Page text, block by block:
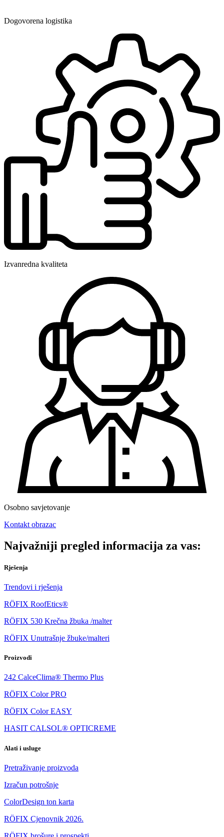
Dogovorena logistika
Izvanredna kvaliteta
Osobno savjetovanje
Kontakt obrazac
Najvažniji pregled informacija za vas:
Rješenja
Trendovi i rješenja
RÖFIX RoofEtics®
RÖFIX 530 Krečna žbuka /malter
RÖFIX Unutrašnje žbuke/malteri
Proizvodi
242 CalceClima® Thermo Plus
RÖFIX Color PRO
RÖFIX Color EASY
HASIT CALSOL® OPTICREME
Alati i usluge
Pretraživanje proizvoda
Izračun potrošnje
ColorDesign ton karta
RÖFIX Cjenovnik 2026.